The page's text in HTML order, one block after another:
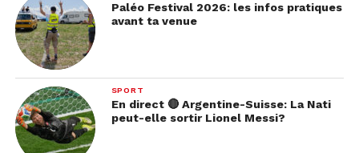
Paléo Festival 2026: les infos pratiques
avant ta venue
SPORT
En direct 🔴 Argentine-Suisse: La Nati
peut-elle sortir Lionel Messi?